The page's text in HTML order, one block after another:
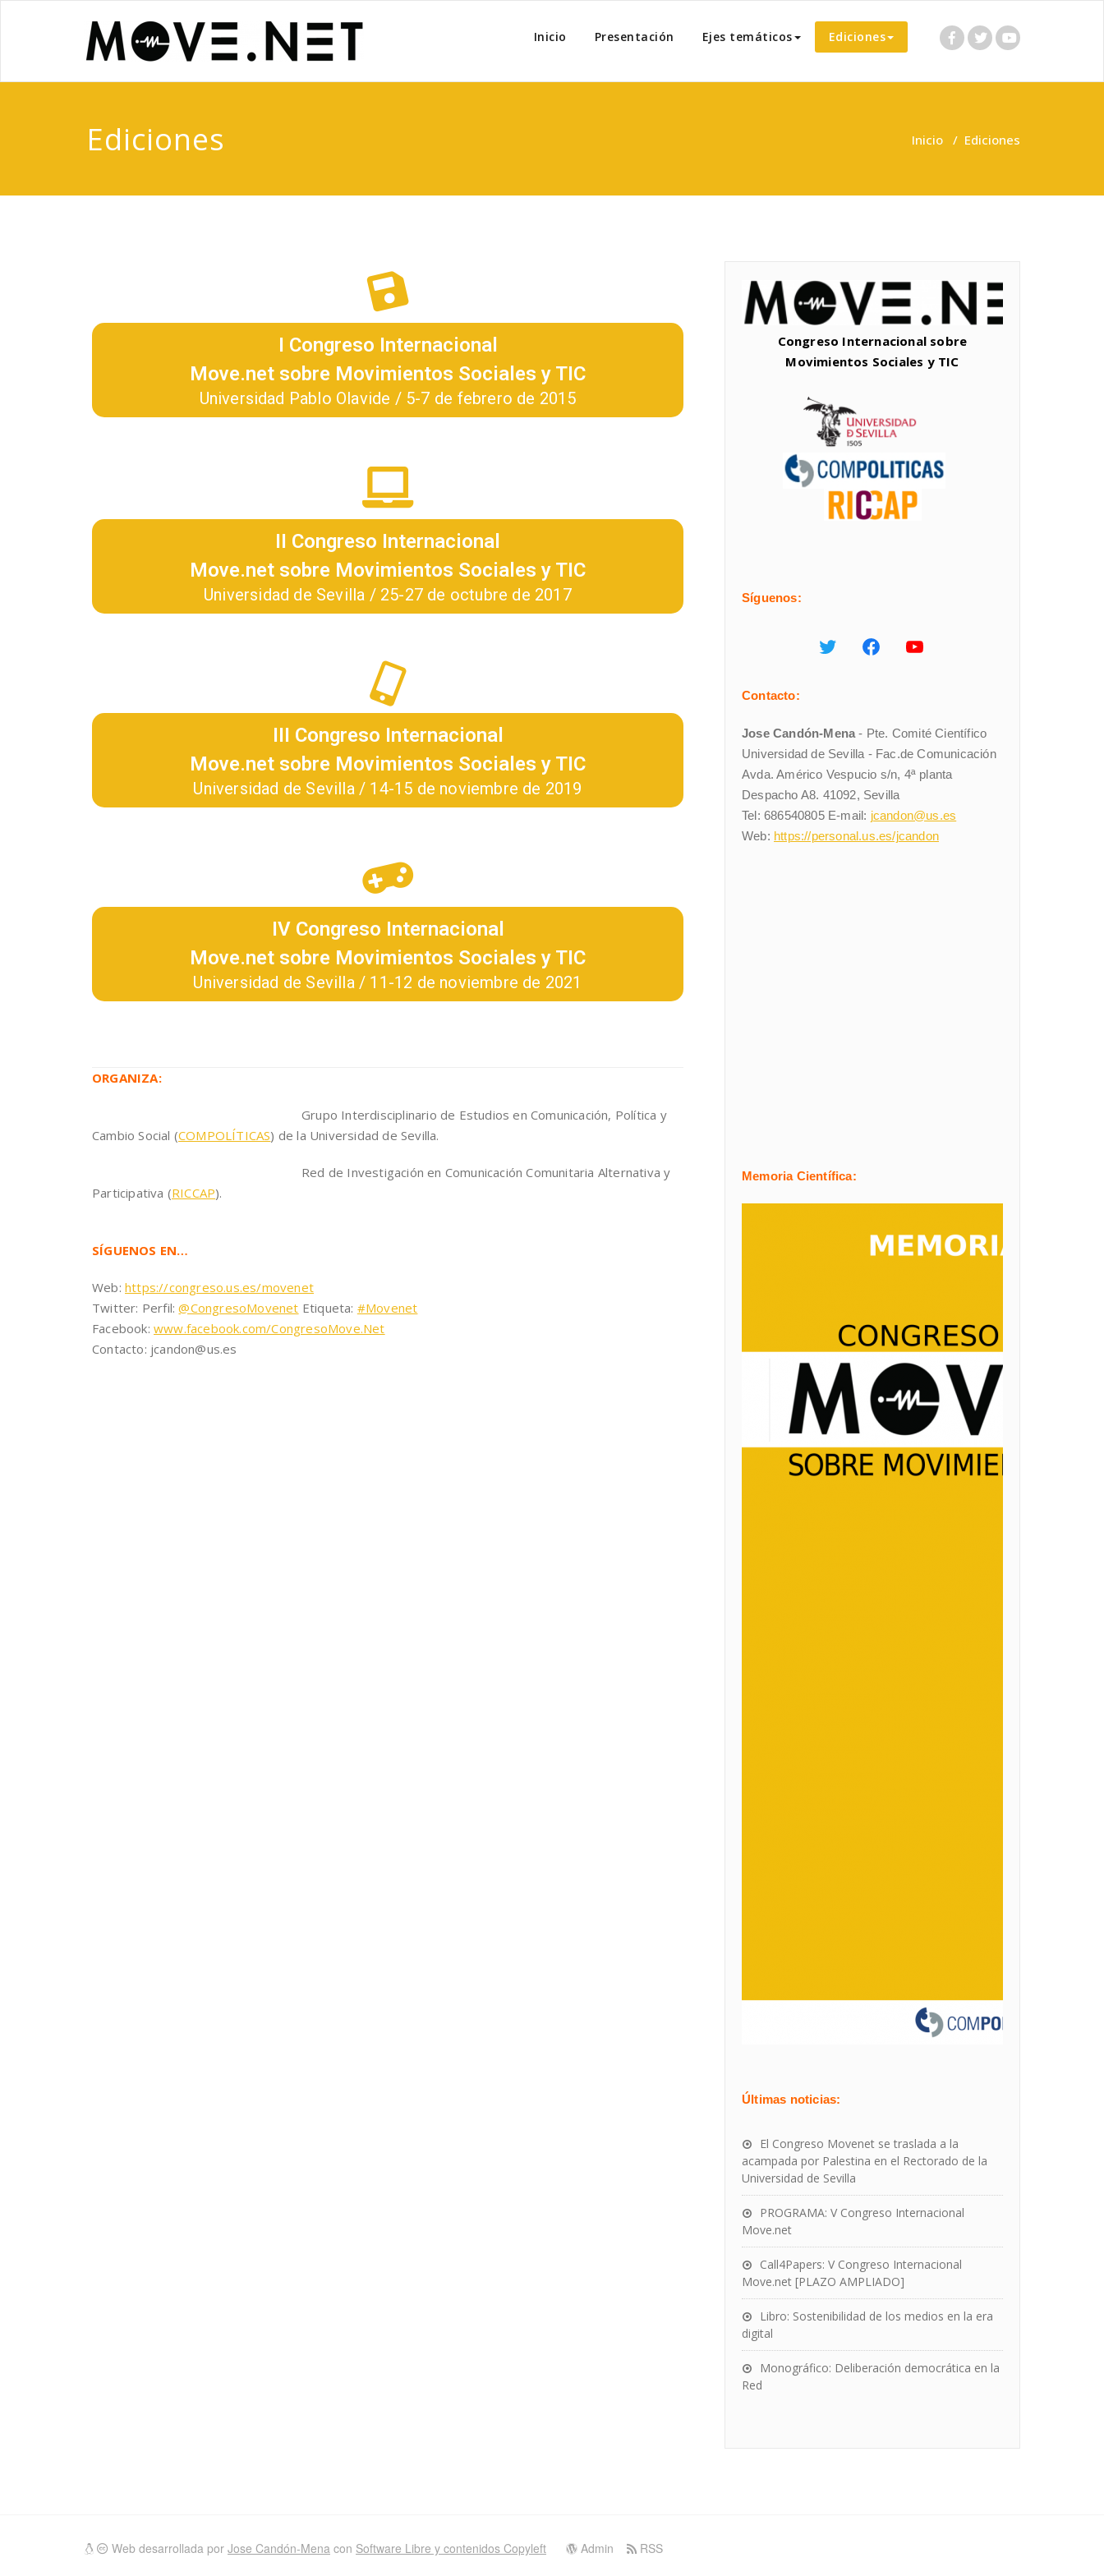
Inicio Presentación Ejes temáticos Ediciones
Ediciones Inicio / Ediciones
I Congreso Internacional
Move.net sobre Movimientos Sociales y TIC
Universidad Pablo Olavide / 5-7 de febrero de 2015
II Congreso Internacional
Move.net sobre Movimientos Sociales y TIC
Universidad de Sevilla / 25-27 de octubre de 2017
III Congreso Internacional
Move.net sobre Movimientos Sociales y TIC
Universidad de Sevilla / 14-15 de noviembre de 2019
IV Congreso Internacional
Move.net sobre Movimientos Sociales y TIC
Universidad de Sevilla / 11-12 de noviembre de 2021
ORGANIZA:
Grupo Interdisciplinario de Estudios en Comunicación, Política y
Cambio Social (COMPOLÍTICAS) de la Universidad de Sevilla.
Red de Investigación en Comunicación Comunitaria Alternativa y
Participativa (RICCAP).
SÍGUENOS EN…
Web: https://congreso.us.es/movenet
Twitter: Perfil:@CongresoMovenet Etiqueta: #Movenet
Facebook: www.facebook.com/CongresoMove.Net
Contacto: jcandon@us.es
Congreso Internacional sobre
Movimientos Sociales y TIC
Síguenos:
Contacto:
Jose Candón-Mena - Pte. Comité Científico
Universidad de Sevilla - Fac.de Comunicación
Avda. Américo Vespucio s/n, 4ª planta
Despacho A8. 41092, Sevilla
Tel: 686540805 E-mail: jcandon@us.es
Web: https://personal.us.es/jcandon
Memoria Científica:
Últimas noticias:
El Congreso Movenet se traslada a la
acampada por Palestina en el Rectorado de la
Universidad de Sevilla
PROGRAMA: V Congreso Internacional
Move.net
Call4Papers: V Congreso Internacional
Move.net [PLAZO AMPLIADO]
Libro: Sostenibilidad de los medios en la era
digital
Monográfico: Deliberación democrática en la
Red
Web desarrollada por Jose Candón-Mena con Software Libre y contenidos Copyleft Admin RSS